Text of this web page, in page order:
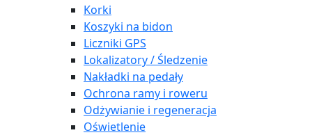
Korki
Koszyki na bidon
Liczniki GPS
Lokalizatory / Śledzenie
Nakładki na pedały
Ochrona ramy i roweru
Odżywianie i regeneracja
Oświetlenie